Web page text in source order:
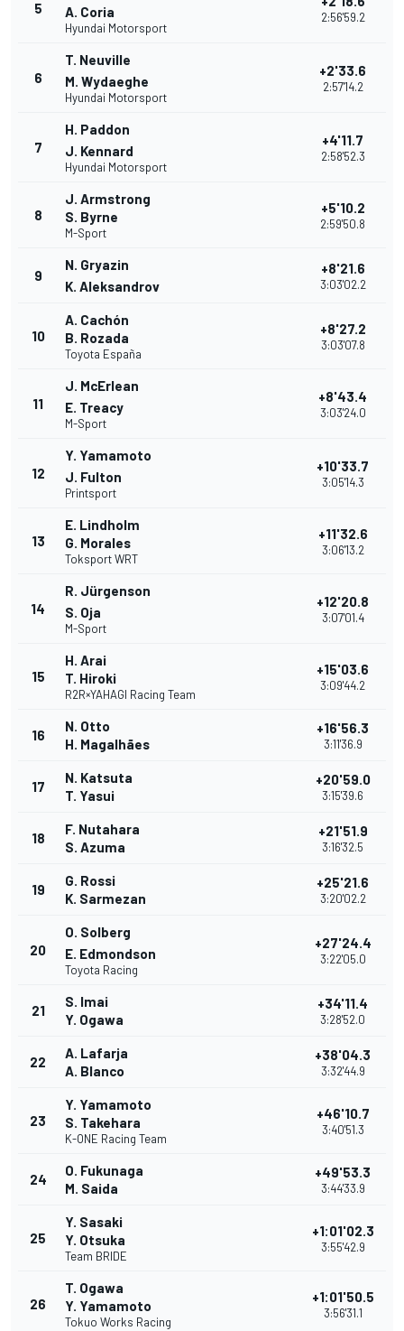
5
A. Coria
Hyundai Motorsport
2:56'59.2
6
T. Neuville
M. Wydaeghe
Hyundai Motorsport
+2'33.6
2:57'14.2
7
H. Paddon
J. Kennard
Hyundai Motorsport
+4'11.7
2:58'52.3
8
J. Armstrong
S. Byrne
M-Sport
+5'10.2
2:59'50.8
9
N. Gryazin
K. Aleksandrov
+8'21.6
3:03'02.2
10
A. Cachón
B. Rozada
Toyota España
+8'27.2
3:03'07.8
11
J. McErlean
E. Treacy
M-Sport
+8'43.4
3:03'24.0
12
Y. Yamamoto
J. Fulton
Printsport
+10'33.7
3:05'14.3
13
E. Lindholm
G. Morales
Toksport WRT
+11'32.6
3:06'13.2
14
R. Jürgenson
S. Oja
M-Sport
+12'20.8
3:07'01.4
15
H. Arai
T. Hiroki
R2R×YAHAGI Racing Team
+15'03.6
3:09'44.2
16
N. Otto
H. Magalhães
+16'56.3
3:11'36.9
17
N. Katsuta
T. Yasui
+20'59.0
3:15'39.6
18
F. Nutahara
S. Azuma
+21'51.9
3:16'32.5
19
G. Rossi
K. Sarmezan
+25'21.6
3:20'02.2
20
O. Solberg
E. Edmondson
Toyota Racing
+27'24.4
3:22'05.0
21
S. Imai
Y. Ogawa
+34'11.4
3:28'52.0
22
A. Lafarja
A. Blanco
+38'04.3
3:32'44.9
23
Y. Yamamoto
S. Takehara
K-ONE Racing Team
+46'10.7
3:40'51.3
24
O. Fukunaga
M. Saida
+49'53.3
3:44'33.9
25
Y. Sasaki
Y. Otsuka
Team BRIDE
+1:01'02.3
3:55'42.9
26
T. Ogawa
Y. Yamamoto
Tokuo Works Racing
+1:01'50.5
3:56'31.1